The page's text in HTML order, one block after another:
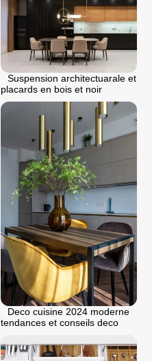
Suspension architectuarale et
placards en bois et noir
Deco cuisine 2024 moderne
tendances et conseils deco